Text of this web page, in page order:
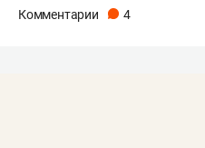
Комментарии 4